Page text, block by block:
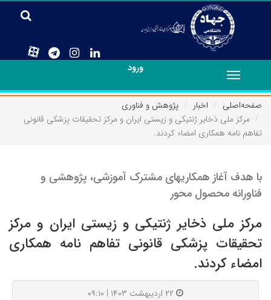
ورود
Toggle
navigation
صفحه‌اصلی
اخبار
پژوهش و فناوری
مرکز ملی ذخایر ژنتیکی و زیستی ایران و مرکز تحقیقات پزشکی قانونی
تفاهم نامه همکاری امضاء کردند.
با هدف آغاز همکاریهای مشترک آموزشی، پژوهشی و
فناورانه محصول محور
مرکز ملی ذخایر ژنتیکی و زیستی ایران و مرکز
تحقیقات پزشکی قانونی تفاهم نامه همکاری
امضاء کردند.